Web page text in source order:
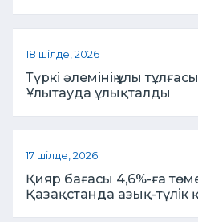
18 шілде, 2026
Түркі әлемінің ұлы
Ұлытауда ұлықталды
17 шілде, 2026
Қияр бағасы 4,6%-ға
Қазақстанда азық-түлік